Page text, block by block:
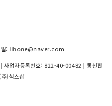
일: lihone@naver.com
사업자등록번호: 822-40-00482 | 통신판
)식스샵